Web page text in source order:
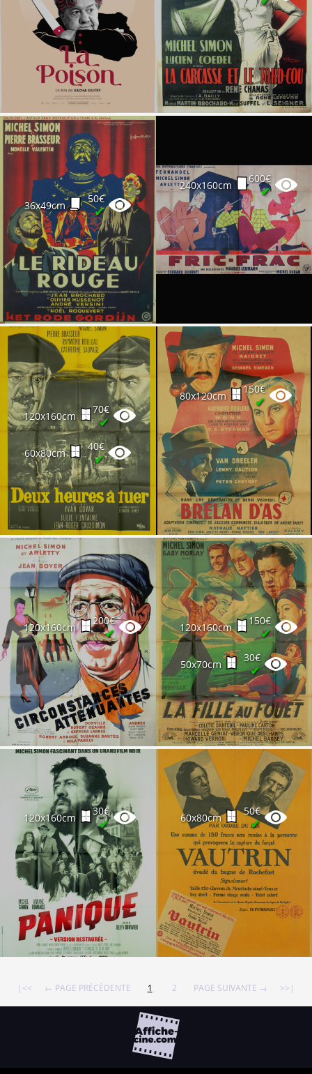
36x49cm
50€
✔
240x160cm
600€
✔
120x160cm
70€
✔
60x80cm
40€
✔
80x120cm
150€
✔
120x160cm
200€
✔ 120x160cm
150€
✔
50x70cm
30€
✔
120x160cm
30€
✔ 60x80cm
50€
✔
|<< ← PAGE PRÉCÉDENTE 1 2 PAGE SUIVANTE → >>|